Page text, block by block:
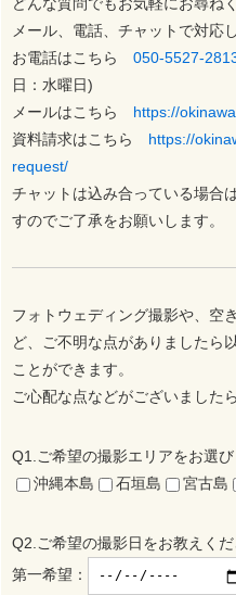
どんな質問でもお気軽にお尋ね
メール、電話、チャットで対応
お電話はこちら050-5527-
日：水曜日)
メールはこちら https://
資料請求はこちら https://
request/
チャットは込み合っている場合
すのでご了承をお願いします。
フォトウェディング撮影や、空
ど、ご不明な点がありましたら
ことができます。
ご心配な点などがございました
Q1.ご希望の撮影エリアをお選
沖縄本島
石垣島 宮古島
Q2.ご希望の撮影日をお教えく
第一希望：